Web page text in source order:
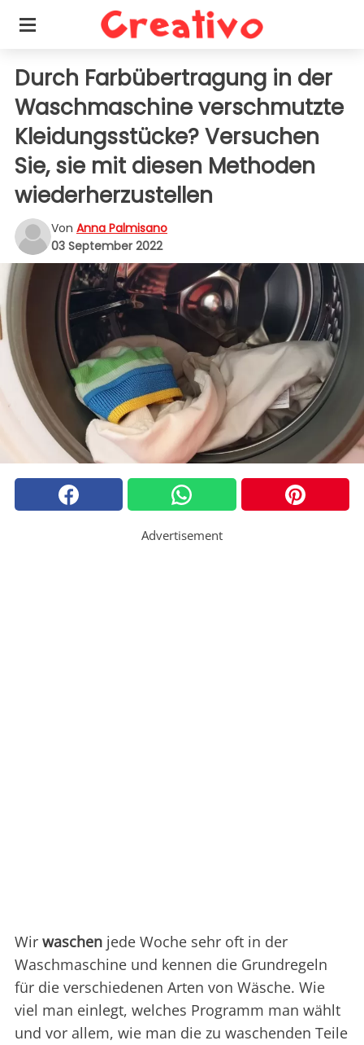
Durch Farbübertragung in der
Waschmaschine verschmutzte
Kleidungsstücke? Versuchen
Sie, sie mit diesen Methoden
wiederherzustellen
Von Anna Palmisano
03 September 2022
Advertisement
Wir waschen jede Woche sehr oft in der
Waschmaschine und kennen die Grundregeln
für die verschiedenen Arten von Wäsche. Wie
viel man einlegt, welches Programm man wählt
und vor allem, wie man die zu waschenden Teile